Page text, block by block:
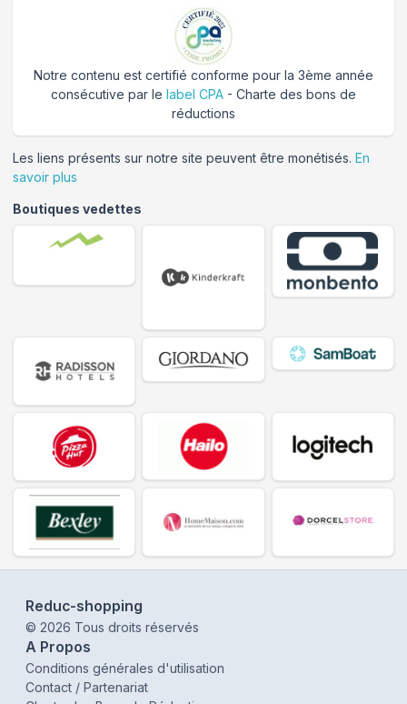
Notre contenu est certifié conforme pour la 3ème année
consécutive par le label CPA - Charte des bons de
réductions
Les liens présents sur notre site peuvent être monétisés. En
savoir plus
Boutiques vedettes
Reduc-shopping
© 2026 Tous droits réservés
A Propos
Conditions générales d'utilisation
Contact / Partenariat